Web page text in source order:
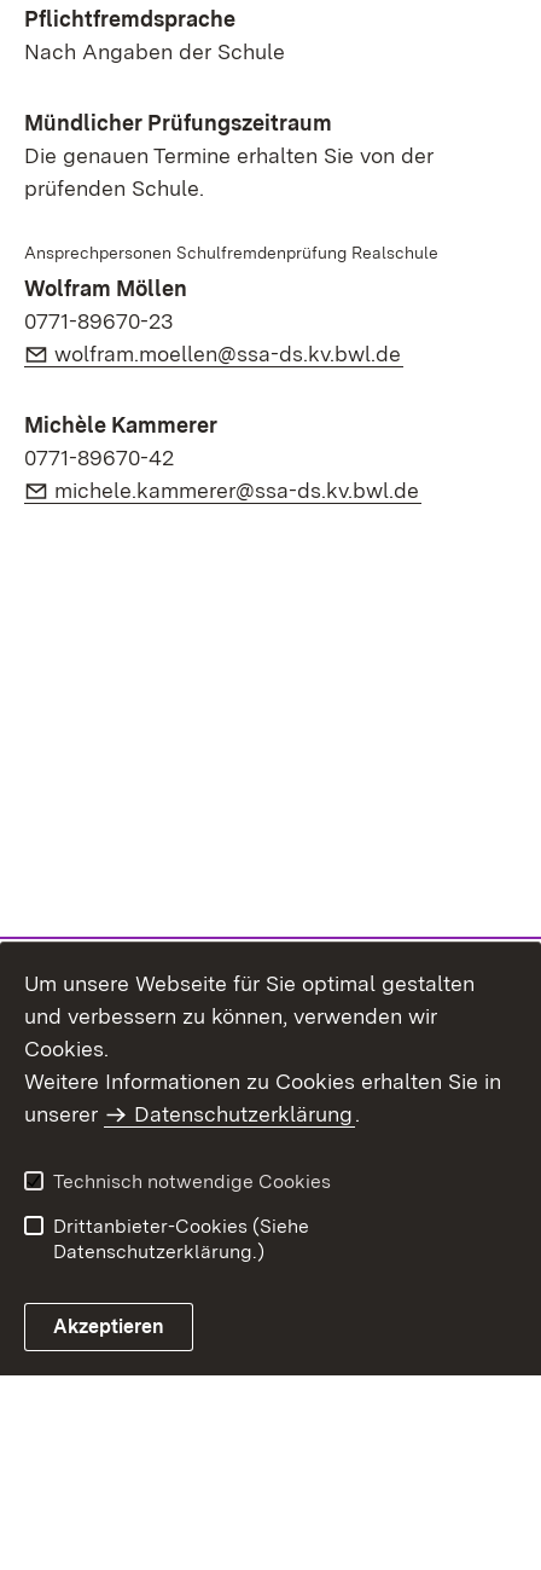
Pflichtfremdsprache
Nach Angaben der Schule
Mündlicher Prüfungszeitraum
Die genauen Termine erhalten Sie von der
prüfenden Schule.
Ansprechpersonen Schulfremdenprüfung Realschule
Wolfram Möllen
0771-89670-23
E-Mail:
wolfram.moellen@ssa-ds.kv.bwl.de
Michèle Kammerer
0771-89670-42
E-Mail:
michele.kammerer@ssa-ds.kv.bwl.de
Benutzungshinweise
Erklärung zur
Um unsere Webseite für Sie optimal gestalten
und verbessern zu können, verwenden wir
Cookies.
Weitere Informationen zu Cookies erhalten Sie in
unserer
Datenschutzerklärung.
Technisch notwendige Cookies
Drittanbieter-Cookies (Siehe
Datenschutzerklärung.)
Akzeptieren